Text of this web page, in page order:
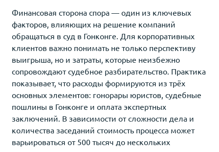
Финансовая сторона спора — один из ключевых
факторов, влияющих на решение компаний
обращаться в суд в Гонконге. Для корпоративных
клиентов важно понимать не только перспективу
выигрыша, но и затраты, которые неизбежно
сопровождают судебное разбирательство. Практика
показывает, что расходы формируются из трёх
основных элементов: гонорары юристов, судебные
пошлины в Гонконге и оплата экспертных
заключений. В зависимости от сложности дела и
количества заседаний стоимость процесса может
варьироваться от 500 тысяч до нескольких